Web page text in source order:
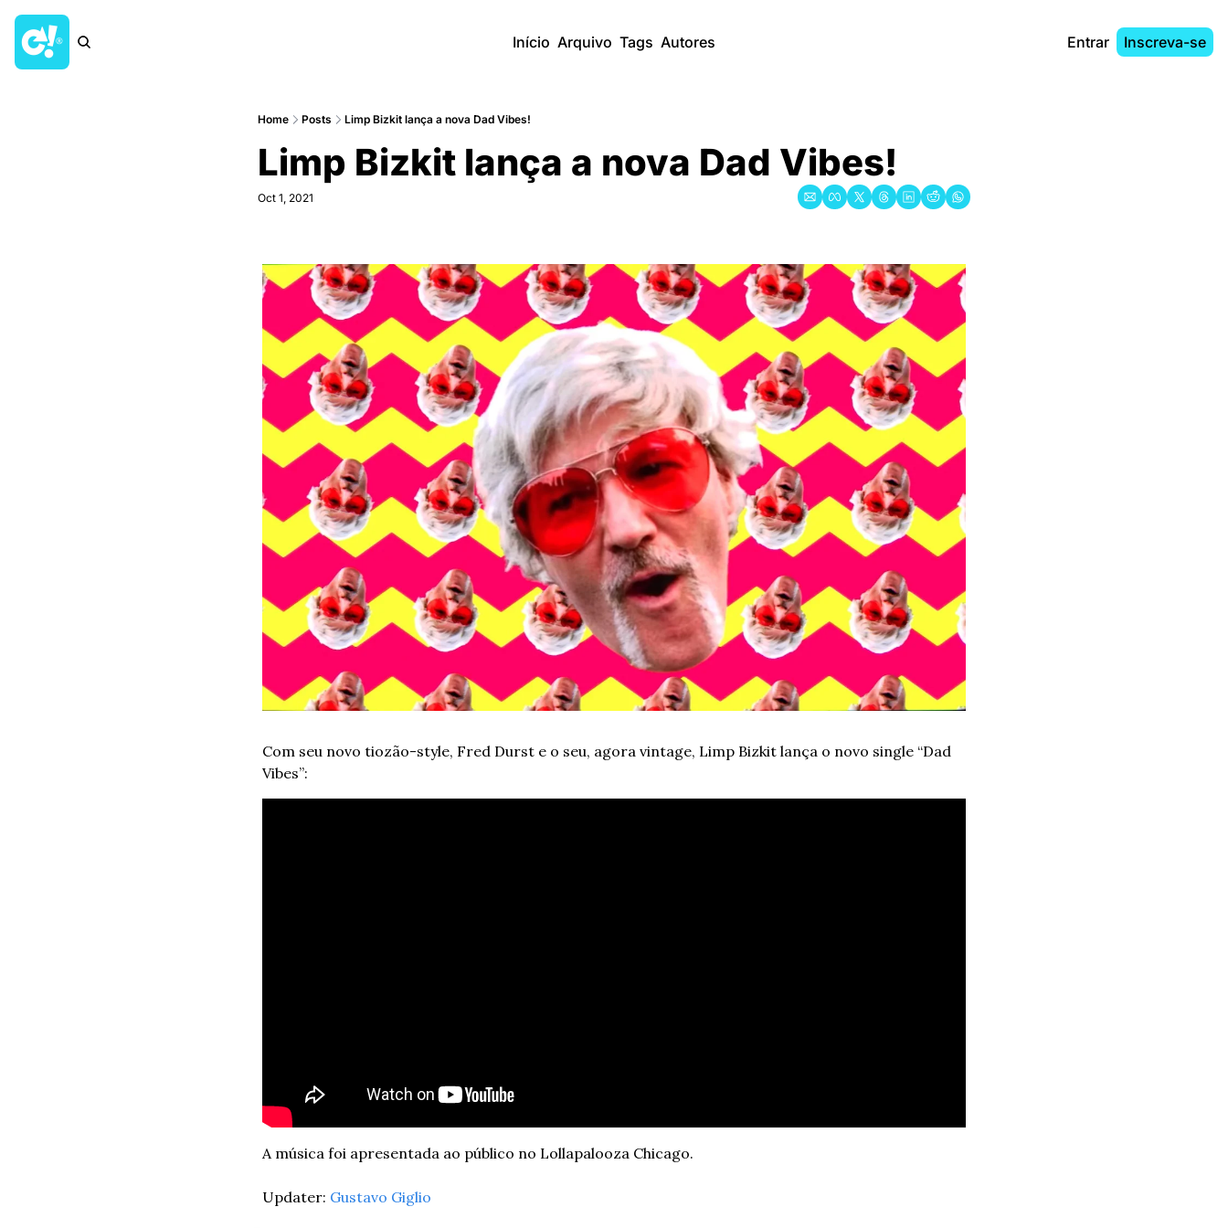
Início Arquivo Tags Autores Entrar Inscreva-se
Home Posts Limp Bizkit lança a nova Dad Vibes!
Limp Bizkit lança a nova Dad Vibes!
Oct 1, 2021
Com seu novo tiozão-style, Fred Durst e o seu, agora vintage, Limp Bizkit lança o novo single “Dad
Vibes”:
A música foi apresentada ao público no Lollapalooza Chicago.
Updater: Gustavo Giglio